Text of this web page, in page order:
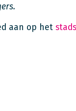
aan op het